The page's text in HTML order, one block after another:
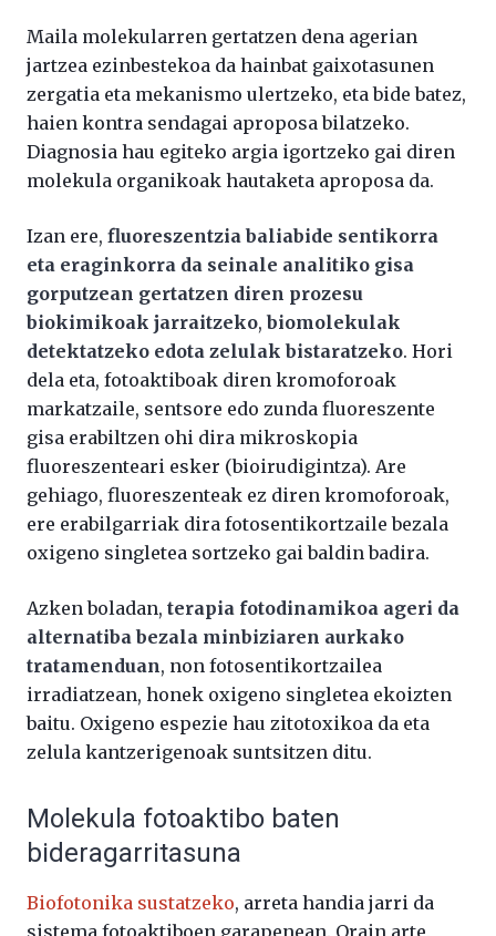
Maila molekularren gertatzen dena agerian
jartzea ezinbestekoa da hainbat gaixotasunen
zergatia eta mekanismo ulertzeko, eta bide batez,
haien kontra sendagai aproposa bilatzeko.
Diagnosia hau egiteko argia igortzeko gai diren
molekula organikoak hautaketa aproposa da.
Izan ere, fluoreszentzia baliabide sentikorra
eta eraginkorra da seinale analitiko gisa
gorputzean gertatzen diren prozesu
biokimikoak jarraitzeko,biomolekulak
detektatzeko edota zelulak bistaratzeko. Hori
dela eta, fotoaktiboak diren kromoforoak
markatzaile, sentsore edo zunda fluoreszente
gisa erabiltzen ohi dira mikroskopia
fluoreszenteari esker (bioirudigintza). Are
gehiago, fluoreszenteak ez diren kromoforoak,
ere erabilgarriak dira fotosentikortzaile bezala
oxigeno singletea sortzeko gai baldin badira.
Azken boladan, terapia fotodinamikoa ageri da
alternatiba bezala minbiziaren aurkako
tratamenduan, non fotosentikortzailea
irradiatzean, honek oxigeno singletea ekoizten
baitu. Oxigeno espezie hau zitotoxikoa da eta
zelula kantzerigenoak suntsitzen ditu.
Molekula fotoaktibo baten
bideragarritasuna
Biofotonika sustatzeko, arreta handia jarri da
sistema fotoaktiboen garapenean. Orain arte,